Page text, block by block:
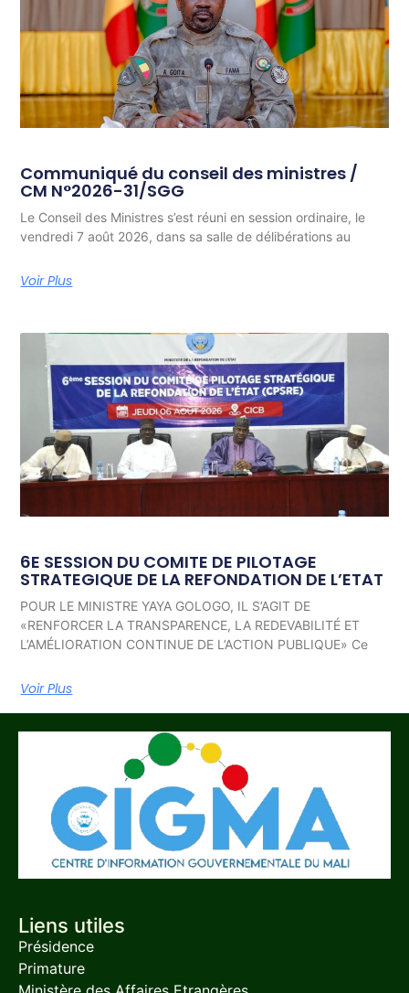
Communiqué du conseil des ministres /
CM N°2026-31/SGG
Le Conseil des Ministres s’est réuni en session ordinaire, le
vendredi 7 août 2026, dans sa salle de délibérations au
Voir Plus
6E SESSION DU COMITE DE PILOTAGE
STRATEGIQUE DE LA REFONDATION DE L’ETAT
POUR LE MINISTRE YAYA GOLOGO, IL S’AGIT DE
«RENFORCER LA TRANSPARENCE, LA REDEVABILITÉ ET
L’AMÉLIORATION CONTINUE DE L’ACTION PUBLIQUE» Ce
Voir Plus
Liens utiles
Présidence
Primature